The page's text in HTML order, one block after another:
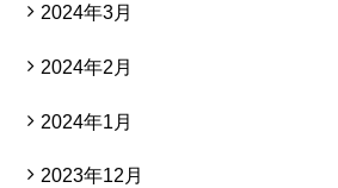
2024年3月
2024年2月
2024年1月
2023年12月